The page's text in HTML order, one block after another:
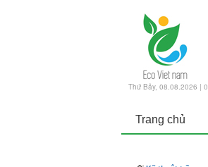
Thứ Bảy, 08.08.2026 |
Trang chủ